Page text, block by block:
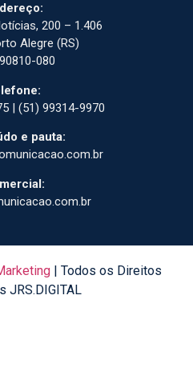
200 – 1.406
Alegre (RS)
080
| (51) 99314-9970
e pauta:
| Todos os Direitos
JRS.DIGITAL